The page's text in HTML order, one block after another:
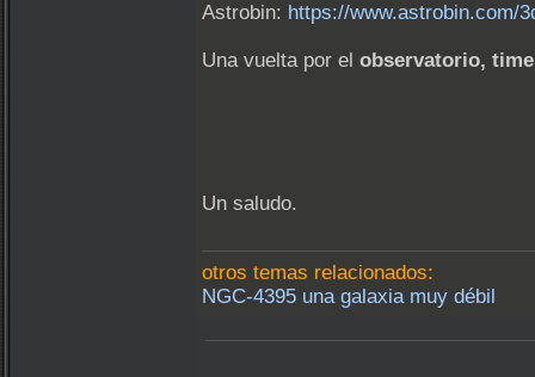
Astrobin: https://www.astrobin.com/
Una vuelta por el observatorio,
Un saludo.
otros temas relacionados:
NGC-4395 una galaxia muy débil